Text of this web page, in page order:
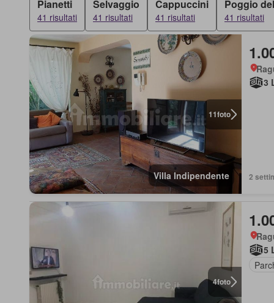
Pianetti
41 risultati
Selvaggio
41 risultati
Cappuccini
41 risultati
Poggio
41 risultati
11foto
Villa Indipendente
3
2
4foto
5